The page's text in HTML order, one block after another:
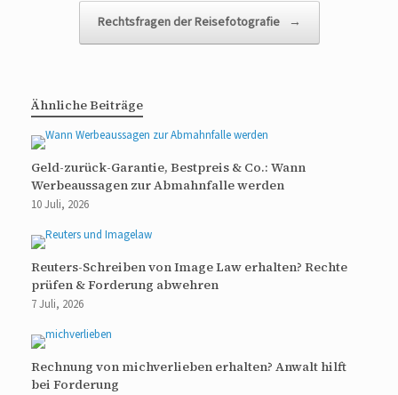
Rechtsfragen der Reisefotografie →
Ähnliche Beiträge
Geld-zurück-Garantie, Bestpreis & Co.: Wann
Werbeaussagen zur Abmahnfalle werden
10 Juli, 2026
Reuters-Schreiben von Image Law erhalten? Rechte
prüfen & Forderung abwehren
7 Juli, 2026
Rechnung von michverlieben erhalten? Anwalt hilft
bei Forderung